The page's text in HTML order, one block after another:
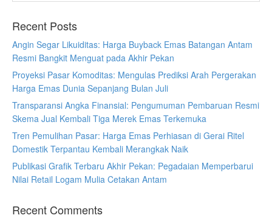
Recent Posts
Angin Segar Likuiditas: Harga Buyback Emas Batangan Antam
Resmi Bangkit Menguat pada Akhir Pekan
Proyeksi Pasar Komoditas: Mengulas Prediksi Arah Pergerakan
Harga Emas Dunia Sepanjang Bulan Juli
Transparansi Angka Finansial: Pengumuman Pembaruan Resmi
Skema Jual Kembali Tiga Merek Emas Terkemuka
Tren Pemulihan Pasar: Harga Emas Perhiasan di Gerai Ritel
Domestik Terpantau Kembali Merangkak Naik
Publikasi Grafik Terbaru Akhir Pekan: Pegadaian Memperbarui
Nilai Retail Logam Mulia Cetakan Antam
Recent Comments